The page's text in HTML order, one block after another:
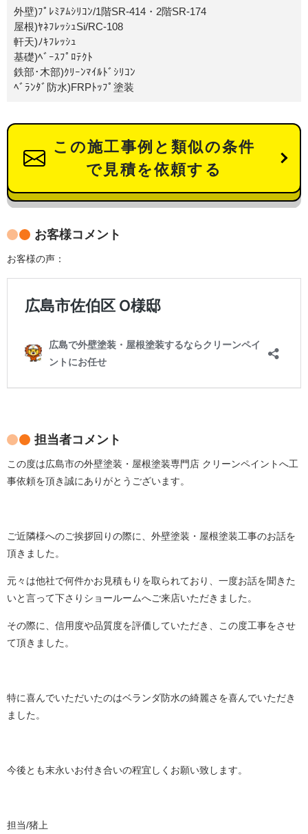
外壁)ﾌﾟﾚﾐｱﾑｼﾘｺﾝ/1階SR-414・2階SR-174
屋根)ﾔﾈﾌﾚｯｼｭSi/RC-108
軒天)ﾉｷﾌﾚｯｼｭ
基礎)ﾍﾞｰｽﾌﾟﾛﾃｸﾄ
鉄部･木部)ｸﾘｰﾝﾏｲﾙﾄﾞｼﾘｺﾝ
ﾍﾞﾗﾝﾀﾞ防水)FRPﾄｯﾌﾟ塗装
この施工事例と類似の条件
で見積を依頼する
お客様コメント
お客様の声：
担当者コメント
この度は広島市の外壁塗装・屋根塗装専門店 クリーンペイントへ工
事依頼を頂き誠にありがとうございます。
ご近隣様へのご挨拶回りの際に、外壁塗装・屋根塗装工事のお話を
頂きました。
元々は他社で何件かお見積もりを取られており、一度お話を聞きた
いと言って下さりショールームへご来店いただきました。
その際に、信用度や品質度を評価していただき、この度工事をさせ
て頂きました。
特に喜んでいただいたのはベランダ防水の綺麗さを喜んでいただき
ました。
今後とも末永いお付き合いの程宜しくお願い致します。
担当/猪上